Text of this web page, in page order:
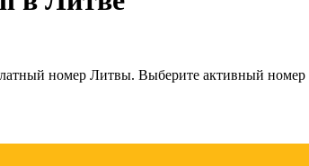
номер Литвы. Выберите активный номер